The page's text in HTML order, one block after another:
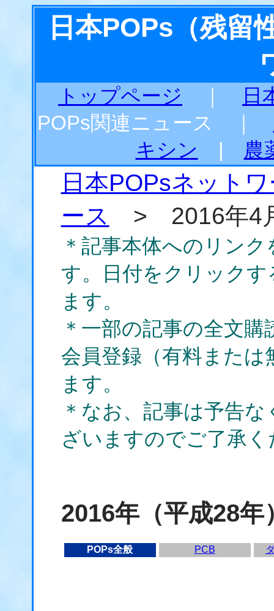
日本POPs（残留
トップページ
日
POPs関連ニュース ｜
キシン
農
日本POPsネット
ース
> 2016年4
＊記事本体へのリン
す。日付をクリック
ます。
＊一部の記事の全文
会員登録（有料また
ます。
＊なお、記事は予告
ざいますのでご了承
2016年（平成28年
POPs全般 PCB